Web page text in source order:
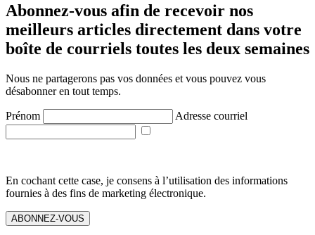
Abonnez-vous afin de recevoir nos
meilleurs articles directement dans votre
boîte de courriels toutes les deux semaines
Nous ne partagerons pas vos données et vous pouvez vous
désabonner en tout temps.
Prénom Adresse courriel
En cochant cette case, je consens à l’utilisation des informations
fournies à des fins de marketing électronique.
ABONNEZ-VOUS